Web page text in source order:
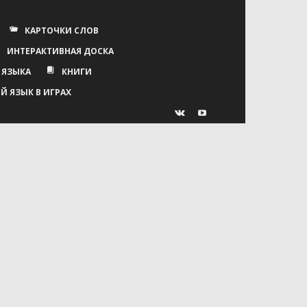
КАРТОЧКИ СЛОВ
ИНТЕРАКТИВНАЯ ДОСКА
ЯЗЫКА
КНИГИ
ЯЗЫК В ИГРАХ